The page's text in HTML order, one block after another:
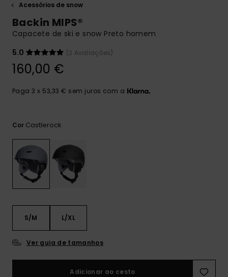
perguntas
frequentes e o
Acessórios de snow
Backin MIPS®
Capacete de ski e snow Preto homem
5.0
(2 Avaliações)
160,00 €
Paga 3 x 53,33 € sem juros com a
Cor Castlerock
S/M L/XL
Ver guia de tamanhos
Adicionar ao cesto